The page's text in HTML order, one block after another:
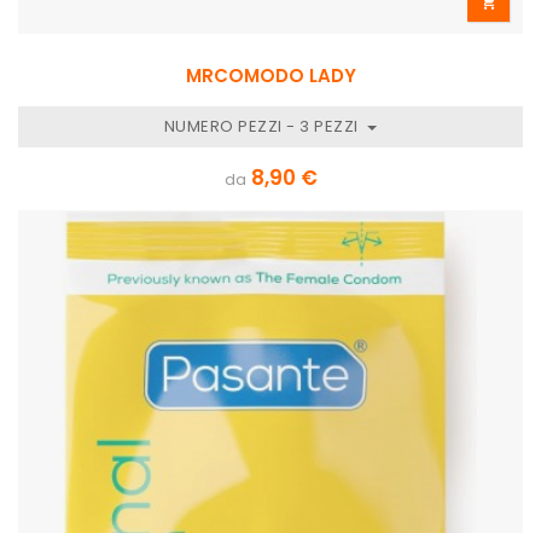
MRCOMODO LADY
NUMERO PEZZI - 3 PEZZI
da 8,90 €